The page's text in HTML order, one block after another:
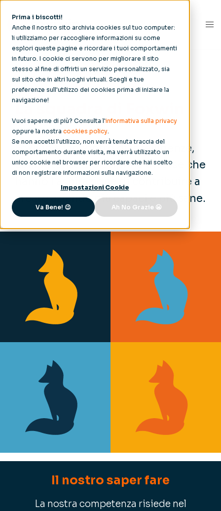
Prima i biscotti!
Anche il nostro sito archivia cookies sul tuo computer:
li utilizziamo per raccogliere informazioni su come
esplori queste pagine e ricordare i tuoi comportamenti
in futuro. I cookie ci servono per migliorare il sito
stesso al fine di offrirti un servizio personalizzato, sia
sul sito che in altri luoghi virtuali. Scegli e tue
preferenze sull'utilizzo dei cookies prima di iniziare la
navigazione!
Vuoi saperne di più? Consulta l'informativa sulla privacy
oppure la nostra cookies policy.
Se non accetti l'utilizzo, non verrà tenuta traccia del
comportamento durante visita, ma verrà utilizzato un
unico cookie nel browser per ricordare che hai scelto
di non registrare informazioni sulla navigazione.
Impostazioni Cookie
Va Bene! 😉 Ah No Grazie 😬
Foxwin / Noi / La squadra
La squadra di Foxwin
Foxwin è l’incontro di intelligenze,
competenze e discipline diverse che
hanno l’aspirazione di contribuire a
creare aziende più capaci e più sane.
Il nostro saper fare
La nostra competenza risiede nel